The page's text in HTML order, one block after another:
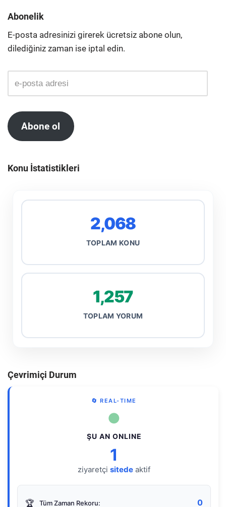
Abonelik
E-posta adresinizi girerek ücretsiz abone olun,
dilediğiniz zaman ise iptal edin.
Abone ol
Konu İstatistikleri
2,068
TOPLAM KONU
1,257
TOPLAM YORUM
Çevrimiçi Durum
🔄 REAL-TIME
●
ŞU AN ONLINE
1
ziyaretçi sitede aktif
🏆 Tüm Zaman Rekoru: 0